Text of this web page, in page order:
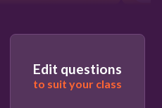
Edit questions
to suit your class